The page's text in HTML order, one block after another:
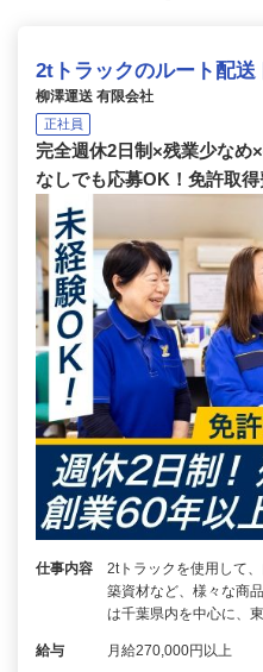
2tトラックのルート配送
柳澤運送 有限会社
正社員
完全週休2日制×残業少なめ
なしでも応募OK！免許取得
仕事内容
2tトラックを使用して
築資材など、様々な商
は千葉県内を中心に、
給与 月給270,000円以上